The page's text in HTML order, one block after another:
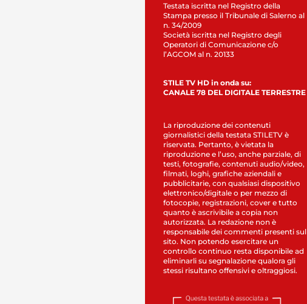
Testata iscritta nel Registro della
Stampa presso il Tribunale di Salerno al
n. 34/2009
Società iscritta nel Registro degli
Operatori di Comunicazione c/o
l’AGCOM al n. 20133
STILE TV HD in onda su:
CANALE 78 DEL DIGITALE TERRESTRE
La riproduzione dei contenuti
giornalistici della testata STILETV è
riservata. Pertanto, è vietata la
riproduzione e l’uso, anche parziale, di
testi, fotografie, contenuti audio/video,
filmati, loghi, grafiche aziendali e
pubblicitarie, con qualsiasi dispositivo
elettronico/digitale o per mezzo di
fotocopie, registrazioni, cover e tutto
quanto è ascrivibile a copia non
autorizzata. La redazione non è
responsabile dei commenti presenti sul
sito. Non potendo esercitare un
controllo continuo resta disponibile ad
eliminarli su segnalazione qualora gli
stessi risultano offensivi e oltraggiosi.